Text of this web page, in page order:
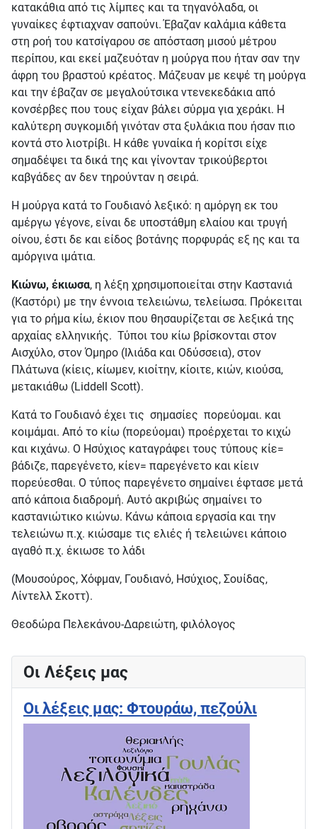
κατακάθια από τις λίμπες και τα τηγανόλαδα, οι
γυναίκες έφτιαχναν σαπούνι. Έβαζαν καλάμια κάθετα
στη ροή του κατσίγαρου σε απόσταση μισού μέτρου
περίπου, και εκεί μαζευόταν η μούργα που ήταν σαν την
άφρη του βραστού κρέατος. Μάζευαν με κεψέ τη μούργα
και την έβαζαν σε μεγαλούτσικα ντενεκεδάκια από
κονσέρβες που τους είχαν βάλει σύρμα για χεράκι. Η
καλύτερη συγκομιδή γινόταν στα ξυλάκια που ήσαν πιο
κοντά στο λιοτρίβι. Η κάθε γυναίκα ή κορίτσι είχε
σημαδέψει τα δικά της και γίνονταν τρικούβερτοι
καβγάδες αν δεν τηρούνταν η σειρά.
Η μούργα κατά το Γουδιανό λεξικό: η αμόργη εκ του
αμέργω γέγονε, είναι δε υποστάθμη ελαίου και τρυγή
οίνου, έστι δε και είδος βοτάνης πορφυράς εξ ης και τα
αμόργινα ιμάτια.
Κιώνω, έκιωσα, η λέξη χρησιμοποιείται στην Καστανιά
(Καστόρι) με την έννοια τελειώνω, τελείωσα. Πρόκειται
για το ρήμα κίω, έκιον που θησαυρίζεται σε λεξικά της
αρχαίας ελληνικής. Τύποι του κίω βρίσκονται στον
Αισχύλο, στον Όμηρο (Ιλιάδα και Οδύσσεια), στον
Πλάτωνα (κίεις, κίωμεν, κιοίτην, κίοιτε, κιών, κιούσα,
μετακιάθω (Liddell Scott).
Κατά το Γουδιανό έχει τις σημασίες πορεύομαι. και
κοιμάμαι. Από το κίω (πορεύομαι) προέρχεται το κιχώ
και κιχάνω. Ο Ησύχιος καταγράφει τους τύπους κίε=
βάδιζε, παρεγένετο, κίεν= παρεγένετο και κίειν
πορεύεσθαι. Ο τύπος παρεγένετο σημαίνει έφτασε μετά
από κάποια διαδρομή. Αυτό ακριβώς σημαίνει το
καστανιώτικο κιώνω. Κάνω κάποια εργασία και την
τελειώνω π.χ. κιώσαμε τις ελιές ή τελειώνει κάποιο
αγαθό π.χ. έκιωσε το λάδι
(Μουσούρος, Χόφμαν, Γουδιανό, Ησύχιος, Σουίδας,
Λίντελλ Σκοττ).
Θεοδώρα Πελεκάνου-Δαρειώτη, φιλόλογος
Οι Λέξεις μας
Οι λέξεις μας: Φτουράω, πεζούλι